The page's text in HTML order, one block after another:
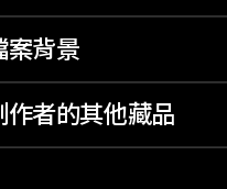
案背景
作者的其他藏品